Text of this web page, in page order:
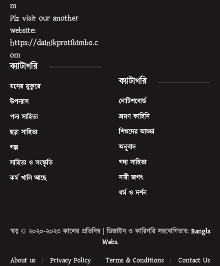
m
Plz visit our another
website:
https://dainikprotibimbo.c
om
ক্যাটাগরি
মনের মুকুরে
উপন্যাস
পদ্য সাহিত্য
ছড়া সাহিত্য
গল্প
সাহিত্য ও সংস্কৃতি
কর্ম খালি আছে
ক্যাটাগরি
নোটিশবোর্ড
ভ্রমণ কাহিনি
শিশুদের আড্ডা
অনুবাদ
গদ্য সাহিত্য
নারী জগৎ
ধর্ম ও দর্শন
স্বত্ব © ২০২০-২০২৩ কালের প্রতিবিম্ব | ডিজাইন ও কারিগরি সহযোগিতায়: Bangla
Webs.
About us
Privacy Policy Terms & Conditions Contact Us